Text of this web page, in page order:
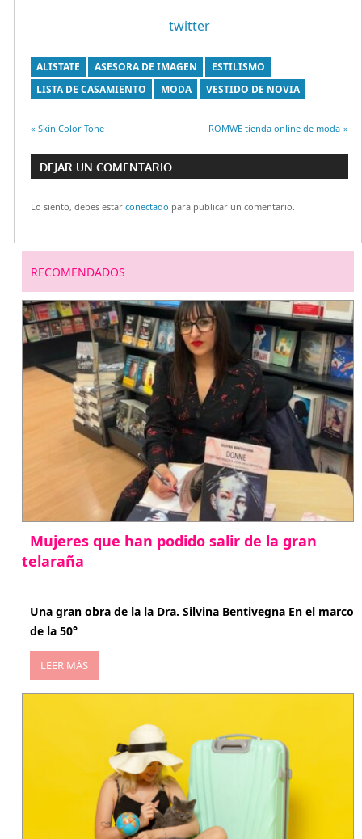
twitter
ALISTATE ASESORA DE IMAGEN
ESTILISMO
LISTA DE CASAMIENTO
MODA VESTIDO DE NOVIA
Navegación
de
entradas
Entrada
anterior:
Skin Color Tone
Entrada
siguiente:
ROMWE tienda online de moda
DEJAR UN COMENTARIO
Lo siento, debes estar conectado para publicar un comentario.
RECOMENDADOS
Mujeres que han podido salir de la gran
telaraña
Una gran obra de la la Dra. Silvina Bentivegna En el marco
de la 50°
LEER MÁS